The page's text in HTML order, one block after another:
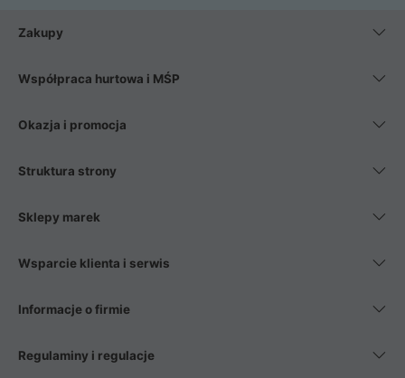
wentylatory. Na koniec mając już to wszystko, możesz
Zakupy
Współpraca hurtowa i MŚP
Okazja i promocja
Struktura strony
Sklepy marek
Wsparcie klienta i serwis
Informacje o firmie
Regulaminy i regulacje